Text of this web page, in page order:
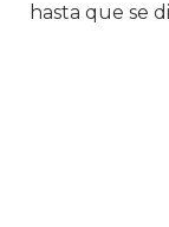
hasta que se